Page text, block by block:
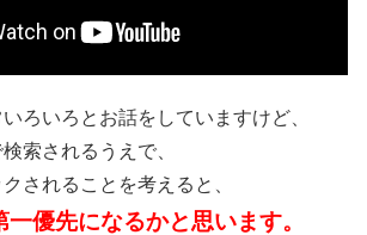
ろいろとお話をしていますけど、
索されるうえで、
されることを考えると、
優先になるかと思います。